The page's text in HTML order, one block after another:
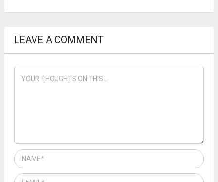
LEAVE A COMMENT